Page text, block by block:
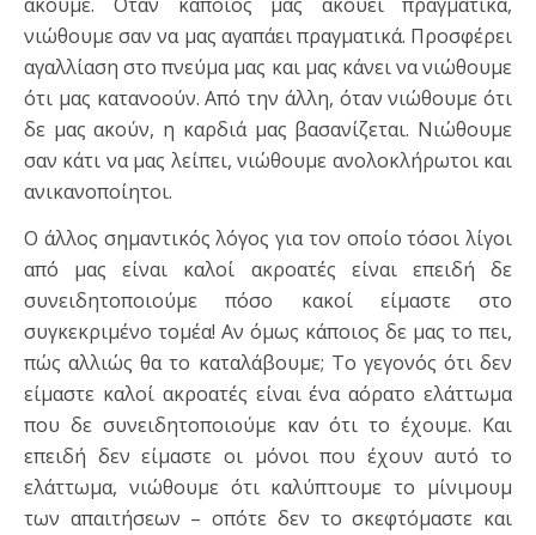
νιώθουμε σαν να μας αγαπάει πραγματικά. Προσφέρει
αγαλλίαση στο πνεύμα μας και μας κάνει να νιώθουμε
ότι μας κατανοούν. Από την άλλη, όταν νιώθουμε ότι
δε μας ακούν, η καρδιά μας βασανίζεται. Νιώθουμε
σαν κάτι να μας λείπει, νιώθουμε ανολοκλήρωτοι και
ανικανοποίητοι.
Ο άλλος σημαντικός λόγος για τον οποίο τόσοι λίγοι
από μας είναι καλοί ακροατές είναι επειδή δε
συνειδητοποιούμε πόσο κακοί είμαστε στο
συγκεκριμένο τομέα! Αν όμως κάποιος δε μας το πει,
πώς αλλιώς θα το καταλάβουμε; Το γεγονός ότι δεν
είμαστε καλοί ακροατές είναι ένα αόρατο ελάττωμα
που δε συνειδητοποιούμε καν ότι το έχουμε. Και
επειδή δεν είμαστε οι μόνοι που έχουν αυτό το
ελάττωμα, νιώθουμε ότι καλύπτουμε το μίνιμουμ
των απαιτήσεων – οπότε δεν το σκεφτόμαστε και